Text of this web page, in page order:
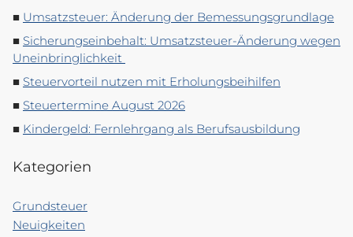
Umsatzsteuer: Änderung der Bemessungsgrundlage
Sicherungseinbehalt: Umsatzsteuer-Änderung wegen
Uneinbringlichkeit
Steuervorteil nutzen mit Erholungsbeihilfen
Steuertermine August 2026
Kindergeld: Fernlehrgang als Berufsausbildung
Kategorien
Grundsteuer
Neuigkeiten